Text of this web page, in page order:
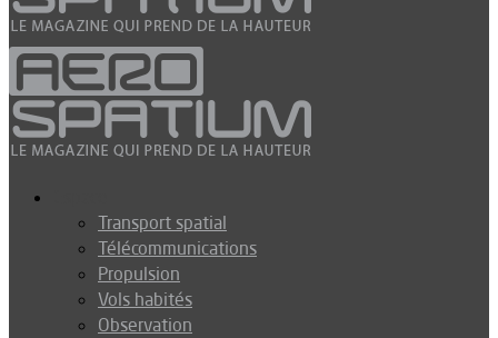
Transport spatial
Télécommunications
Propulsion
Vols habités
Observation